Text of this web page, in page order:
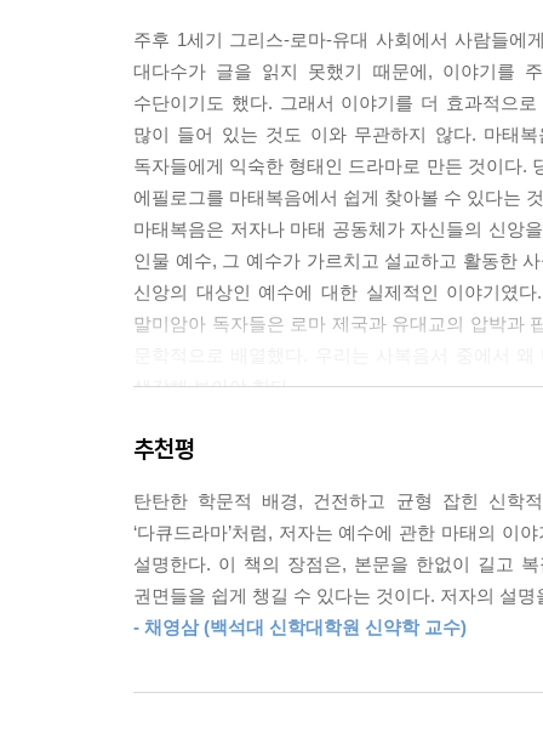
나가는 말
주요 참고 문헌
한다. 하나는 이 씨 뿌리는 자의 비유가 예수의 메
의 비밀을 담고 있다는 것이다. 그러므로 이 비유
천국의 비밀이 무엇인지 살펴보아야 한다. 예수
국 복음의 씨를 이미 뿌렸음을 강조하신다. 네 번
님의 나라가 이미 이 세상에 도래했다는 것이다.
--- 「III. 도전과 대응: 배척당하신 예수의 반응
24-25장은 종말에 대한 설교 모음이다. 왜 저자는
겼기 때문일 것이다. 즉 예수의 죽음을 역사의 마
을 역사의 마지막에 일어날 이스라엘과 인류의
주후 1세기 그리스-로마-유대 사회에서 사람들
대다수가 글을 읽지 못했기 때문에, 이야기를
수단이기도 했다. 그래서 이야기를 더 효과적으
많이 들어 있는 것도 이와 무관하지 않다. 마태
독자들에게 익숙한 형태인 드라마로 만든 것이다.
에필로그를 마태복음에서 쉽게 찾아볼 수 있다는
마태복음은 저자나 마태 공동체가 자신들의 신앙
인물 예수, 그 예수가 가르치고 설교하고 활동한
신앙의 대상인 예수에 대한 실제적인 이야기였
말미암아 독자들은 로마 제국과 유대교의 압박과
생각해 보아야 한다.
● ‘산책하듯 읽는 신약 이야기’ 시리즈 소개
02 〈마태복음 산책: 내러티브와 드라마로 읽는 마
* 산책을 하듯이 쉽고 친절하게 신약 성경 각 권의
* 신약 연구의 전문가들이 전하는 깊이 있는 성경
* 독자의 일상과 성경의 메시지를 연결하는 통찰력
추천평
탄탄한 학문적 배경, 건전하고 균형 잡힌 신학
‘다큐드라마’처럼, 저자는 예수에 관한 마태의 이
설명한다. 이 책의 장점은, 본문을 한없이 길고
권면들을 쉽게 챙길 수 있다는 것이다. 저자의 설
- 채영삼 (백석대 신학대학원 신약학 교수)